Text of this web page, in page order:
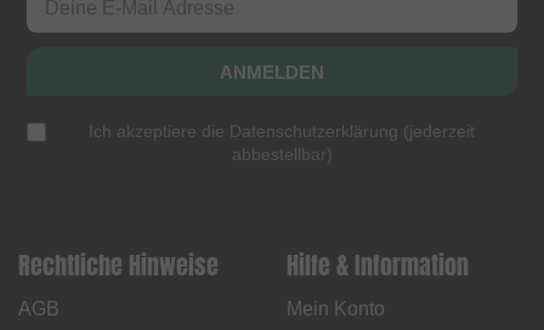
ANMELDEN
Ich akzeptiere die Datenschutzerklärung (jederzeit
abbestellbar)
Rechtliche Hinweise
AGB
Hilfe & Information
Mein Konto